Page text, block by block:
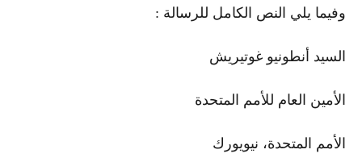
وفيما يلي النص الكامل للرسالة :
السيد أنطونيو غوتيريش
الأمين العام للأمم المتحدة
الأمم المتحدة، نيويورك